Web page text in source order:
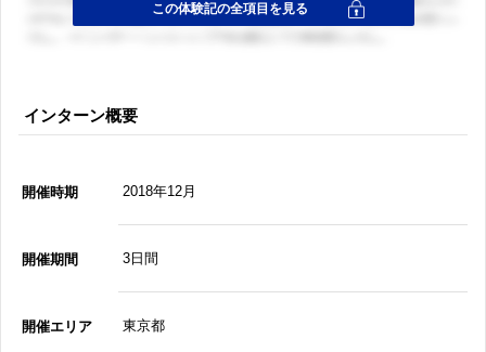
インターン概要
開催時期 2018年12月
開催期間 3日間
開催エリア 東京都